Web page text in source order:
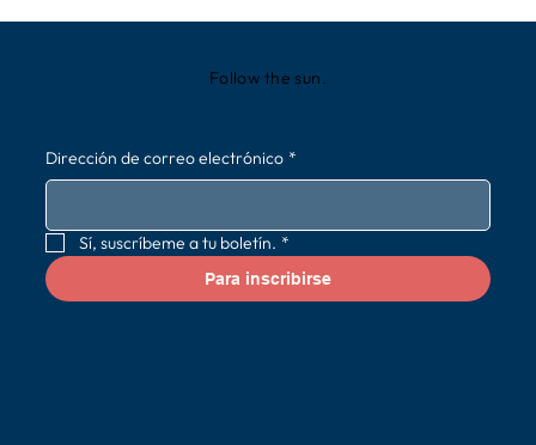
Follow the sun.
Dirección de correo electrónico *
Sí, suscríbeme a tu boletín. *
Para inscribirse